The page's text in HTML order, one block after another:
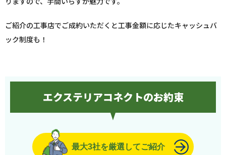
ご紹介の工事店でご成約いただくと工事金額に応じたキャッシュバ
ック制度も！
エクステリアコネクトのお約束
最大3社を厳選してご紹介